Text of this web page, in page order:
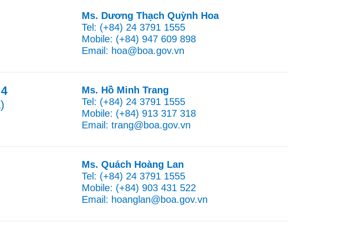
Ms. Dương Thạch Quỳnh Hoa
Tel: (+84) 24 3791 1555
Mobile: (+84) 947 609 898
Email: hoa@boa.gov.vn
Ms. Hồ Minh Trang
Tel: (+84) 24 3791 1555
Mobile: (+84) 913 317 318
Email: trang@boa.gov.vn
Ms. Quách Hoàng Lan
Tel: (+84) 24 3791 1555
Mobile: (+84) 903 431 522
Email: hoanglan@boa.gov.vn